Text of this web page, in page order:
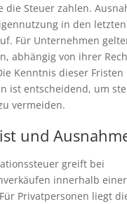
die Steuer zahlen.
in den
Für Unternehmen
abhängig von ihrer
Kenntnis dieser Fristen
ist entscheidend, um
vermeiden.
und
greift bei
innerhalb
Privatpersonen liegt